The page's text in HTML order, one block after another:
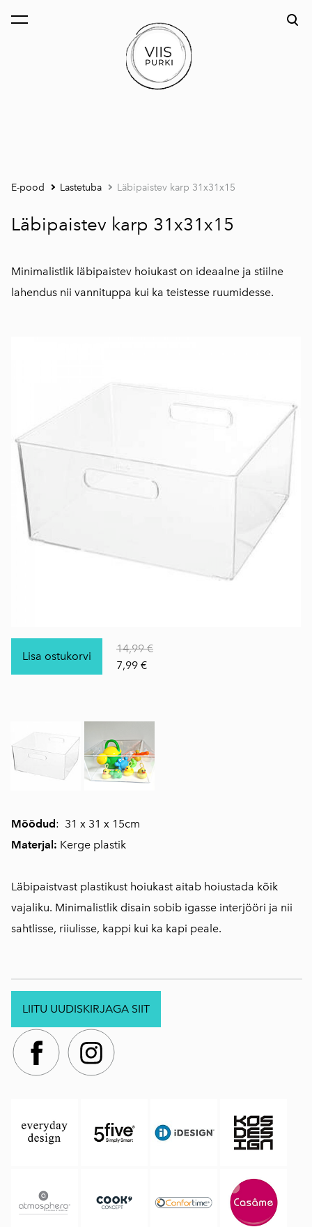
lisati ostukorvi. Vaata ostukorvi
E-pood Lastetuba Läbipaistev karp 31x31x15
Mõõdud: 31 x 31 x 15cm
Materjal: Kerge plastik
Läbipaistvast plastikust hoiukast aitab hoiustada kõik
vajaliku. Minimalistlik disain sobib igasse interjööri ja nii
sahtlisse, riiulisse, kappi kui ka kapi peale.
Läbipaistev karp 31x31x15
Minimalistlik läbipaistev hoiukast on ideaalne ja stiilne
lahendus nii vannituppa kui ka teistesse ruumidesse.
Lisa ostukorvi
14,99 €
7,99 €
LIITU UUDISKIRJAGA SIIT